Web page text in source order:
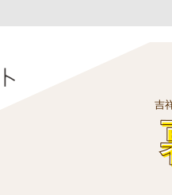
吉